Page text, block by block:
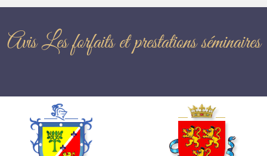
Avis Les forfaits et prestations séminaires